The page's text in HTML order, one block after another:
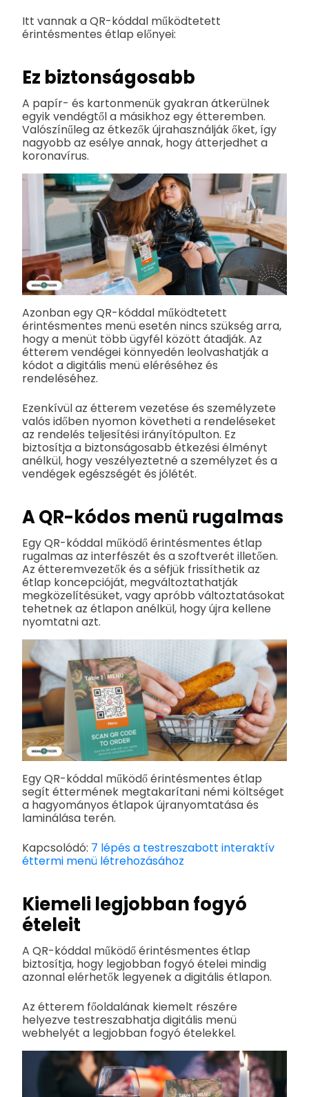
Itt vannak a QR-kóddal működtetett
érintésmentes étlap előnyei:
Ez biztonságosabb
A papír- és kartonmenük gyakran átkerülnek
egyik vendégtől a másikhoz egy étteremben.
Valószínűleg az étkezők újrahasználják őket, így
nagyobb az esélye annak, hogy átterjedhet a
koronavírus.
Azonban egy QR-kóddal működtetett
érintésmentes menü esetén nincs szükség arra,
hogy a menüt több ügyfél között átadják. Az
étterem vendégei könnyedén leolvashatják a
kódot a digitális menü eléréséhez és
rendeléséhez.
Ezenkívül az étterem vezetése és személyzete
valós időben nyomon követheti a rendeléseket
az rendelés teljesítési irányítópulton. Ez
biztosítja a biztonságosabb étkezési élményt
anélkül, hogy veszélyeztetné a személyzet és a
vendégek egészségét és jólétét.
A QR-kódos menü rugalmas
Egy QR-kóddal működő érintésmentes étlap
rugalmas az interfészét és a szoftverét illetően.
Az étteremvezetők és a séfjük frissíthetik az
étlap koncepcióját, megváltoztathatják
megközelítésüket, vagy apróbb változtatásokat
tehetnek az étlapon anélkül, hogy újra kellene
nyomtatni azt.
Egy QR-kóddal működő érintésmentes étlap
segít éttermének megtakarítani némi költséget
a hagyományos étlapok újranyomtatása és
laminálása terén.
Kapcsolódó: 7 lépés a testreszabott interaktív
éttermi menü létrehozásához
Kiemeli legjobban fogyó
ételeit
A QR-kóddal működő érintésmentes étlap
biztosítja, hogy legjobban fogyó ételei mindig
azonnal elérhetők legyenek a digitális étlapon.
Az étterem főoldalának kiemelt részére
helyezve testreszabhatja digitális menü
webhelyét a legjobban fogyó ételekkel.